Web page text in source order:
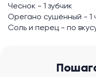
Чеснок - 1 зубчик
Орегано сушённый - 1
Соль и перец - по